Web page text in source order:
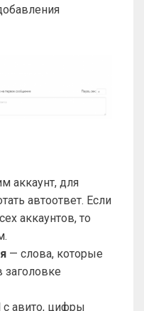
аккаунт, для
автоответ. Если
аккаунтов, то
— слова, которые
с авито, цифры